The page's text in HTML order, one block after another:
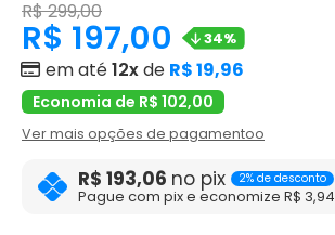
R$ 299,00
R$ 197,00 34%
em até12xde R$ 19,96
Economia de R$ 102,00
Ver mais opções de pagamentoo
R$ 193,06 no pix 2% de desconto
Pague com pix e economize R$ 3,94